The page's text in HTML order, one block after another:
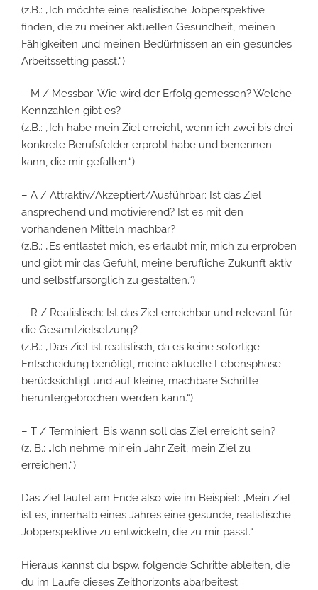
(z.B.: „Ich möchte eine realistische Jobperspektive
finden, die zu meiner aktuellen Gesundheit, meinen
Fähigkeiten und meinen Bedürfnissen an ein gesundes
Arbeitssetting passt.“)
– M / Messbar: Wie wird der Erfolg gemessen? Welche
Kennzahlen gibt es?
(z.B.: „Ich habe mein Ziel erreicht, wenn ich zwei bis drei
konkrete Berufsfelder erprobt habe und benennen
kann, die mir gefallen.“)
– A / Attraktiv/Akzeptiert/Ausführbar: Ist das Ziel
ansprechend und motivierend? Ist es mit den
vorhandenen Mitteln machbar?
(z.B.: „Es entlastet mich, es erlaubt mir, mich zu erproben
und gibt mir das Gefühl, meine berufliche Zukunft aktiv
und selbstfürsorglich zu gestalten.“)
– R / Realistisch: Ist das Ziel erreichbar und relevant für
die Gesamtzielsetzung?
(z.B.: „Das Ziel ist realistisch, da es keine sofortige
Entscheidung benötigt, meine aktuelle Lebensphase
berücksichtigt und auf kleine, machbare Schritte
heruntergebrochen werden kann.“)
– T / Terminiert: Bis wann soll das Ziel erreicht sein?
(z. B.: „Ich nehme mir ein Jahr Zeit, mein Ziel zu
erreichen.“)
Das Ziel lautet am Ende also wie im Beispiel: „Mein Ziel
ist es, innerhalb eines Jahres eine gesunde, realistische
Jobperspektive zu entwickeln, die zu mir passt.“
Hieraus kannst du bspw. folgende Schritte ableiten, die
du im Laufe dieses Zeithorizonts abarbeitest: